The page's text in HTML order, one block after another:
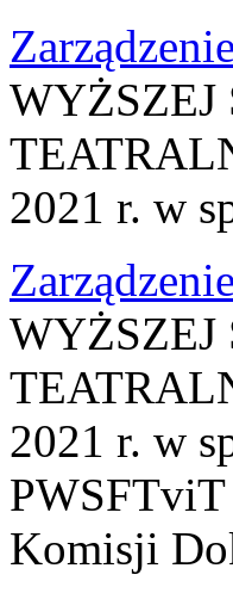
2021 r. w
2021 r. w
PWSFTviT
Komisji